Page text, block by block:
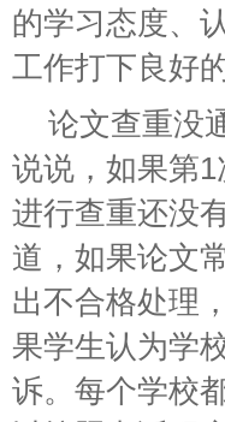
的学习态度、
工作打下良好
论文查重没
说说，如果第
进行查重还没
道，如果论文
出不合格处理
果学生认为学
诉。每个学校